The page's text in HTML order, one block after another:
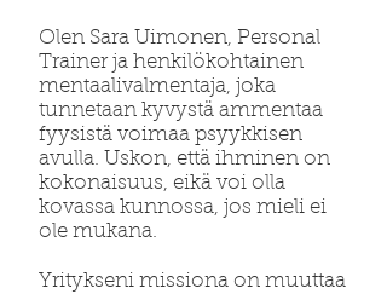
Olen Sara Uimonen, Personal
Trainer ja henkilökohtainen
mentaalivalmentaja, joka
tunnetaan kyvystä ammentaa
fyysistä voimaa psyykkisen
avulla. Uskon, että ihminen on
kokonaisuus, eikä voi olla
kovassa kunnossa, jos mieli ei
ole mukana.
Yritykseni missiona on muuttaa